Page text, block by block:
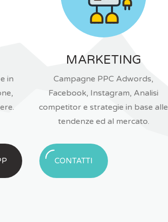
in
MARKETING
Campagne PPC Adwords,
Facebook, Instagram, Analisi
competitor e strategie in base alle
tendenze ed al mercato.
CONTATTI